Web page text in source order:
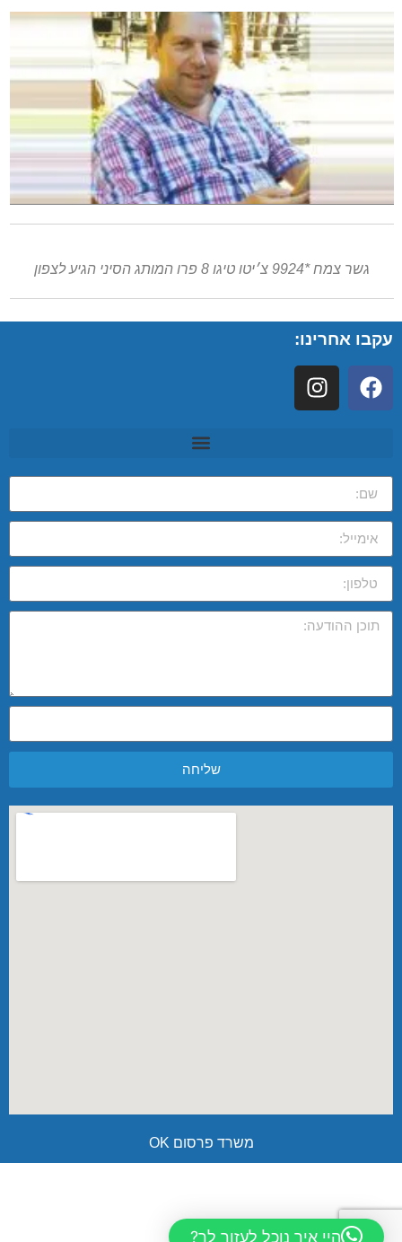
גשר צמח *9924 צ׳יטו טיגו 8 פרו המותג הסיני הגיע לצפון
עקבו אחרינו:
שליחה
משרד פרסום OK
היי איך נוכל לעזור לך?